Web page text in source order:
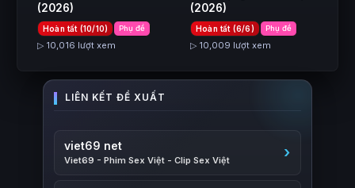
(2026)
Hoàn tất (10/10) Phụ đề
▷ 10,016 lượt xem
(2026)
Hoàn tất (6/6) Phụ đề
▷ 10,009 lượt xem
viet69 net
Viet69 - Phim Sex Việt - Clip Sex Việt